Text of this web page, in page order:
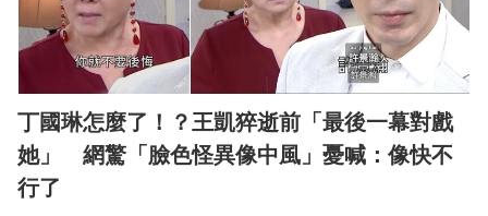
丁國琳怎麼了！？王凱猝逝前「最後一幕對戲
她」 網驚「臉色怪異像中風」憂喊：像快不
行了